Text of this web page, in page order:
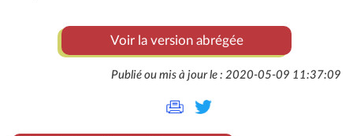
Voir la version abrégée
Publié ou mis à jour le : 2020-05-09 11:37:09